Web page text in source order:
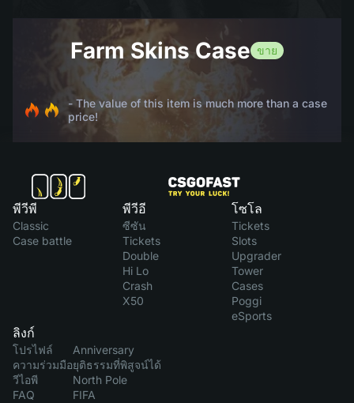
Farm Skins Case ขาย
- The value of this item is much more than a case
price!
พีวีพี
Classic
Case battle
พีวีอี
ซีซัน
Tickets
Double
Hi Lo
Crash
X50
โซโล
Tickets
Slots
Upgrader
Tower
Cases
Poggi
eSports
ลิงก์
โปรไฟล์
ความร่วมมือ
วีไอพี
FAQ
Anniversary
ยุติธรรมที่พิสูจน์ได้
North Pole
FIFA